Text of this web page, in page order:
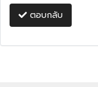
ตอบกลับ